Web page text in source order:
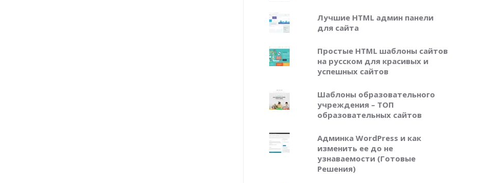
Лучшие HTML админ панели
для сайта
Простые HTML шаблоны сайтов
на русском для красивых и
успешных сайтов
Шаблоны образовательного
учреждения – ТОП
образовательных сайтов
Админка WordPress и как
изменить ее до не
узнаваемости (Готовые
Решения)